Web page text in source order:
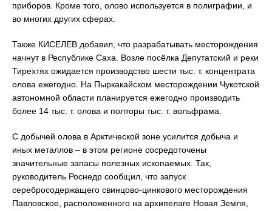
приборов. Кроме того, олово используется в полиграфии, и
во многих других сферах.
Также КИСЕЛЕВ добавил, что разрабатывать месторождения
начнут в Республике Саха. Возле посёлка Депутатский и реки
Тирехтях ожидается производство шести тыс. т. концентрата
олова ежегодно. На Пыркакайском месторождении Чукотской
автономной области планируется ежегодно производить
более 14 тыс. т. олова и полторы тыс. т. вольфрама.
С добычей олова в Арктической зоне усилится добыча и
иных металлов – в этом регионе сосредоточены
значительные запасы полезных ископаемых. Так,
руководитель Роснедр сообщил, что запуск
серебросодержащего свинцово-цинкового месторождения
Павловское, расположенного на архипелаге Новая Земля,